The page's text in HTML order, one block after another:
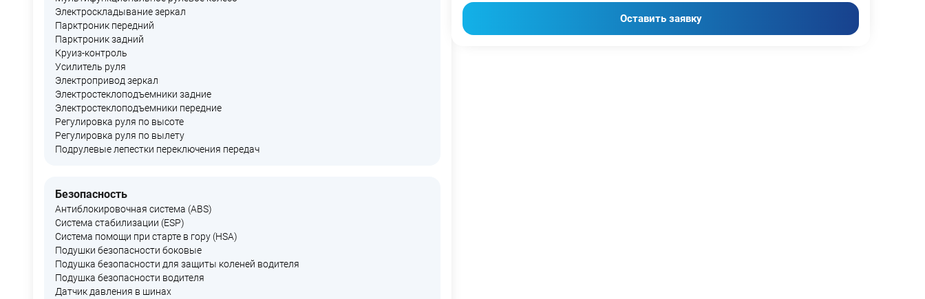
Электроскладывание зеркал
Парктроник передний
Парктроник задний
Круиз-контроль
Усилитель руля
Электропривод зеркал
Электростеклоподъемники задние
Электростеклоподъемники передние
Регулировка руля по высоте
Регулировка руля по вылету
Подрулевые лепестки переключения передач
Безопасность
Антиблокировочная система (ABS)
Система стабилизации (ESP)
Система помощи при старте в гору (HSA)
Подушки безопасности боковые
Подушка безопасности для защиты коленей водителя
Подушка безопасности водителя
Датчик давления в шинах
Оставить заявку